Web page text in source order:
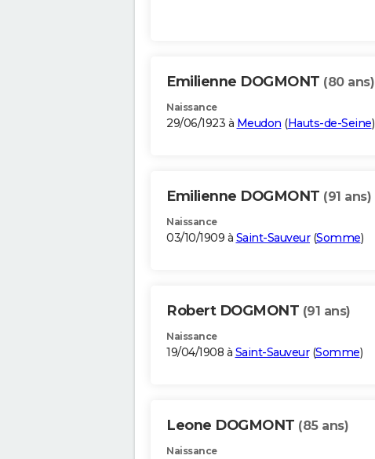
Emilienne DOGMONT (80 ans)
Naissance
29/06/1923 à Meudon (Hauts-de-Seine)
Emilienne DOGMONT (91 ans)
Naissance
03/10/1909 à Saint-Sauveur(Somme)
Robert DOGMONT (91 ans)
Naissance
19/04/1908 à Saint-Sauveur(Somme)
Leone DOGMONT (85 ans)
Naissance